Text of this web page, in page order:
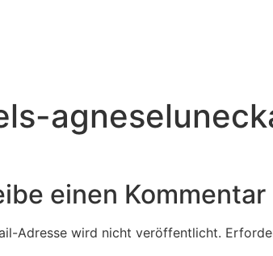
einen Kommentar
Adresse wird nicht veröffentlicht.